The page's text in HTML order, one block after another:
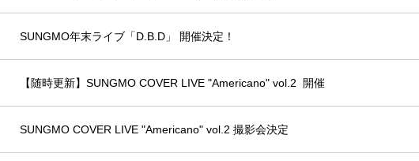
SUNGMO年末ライブ「D.B.D」 開催決定！
【随時更新】SUNGMO COVER LIVE "Americano" vol.2 開催
SUNGMO COVER LIVE "Americano" vol.2 撮影会決定